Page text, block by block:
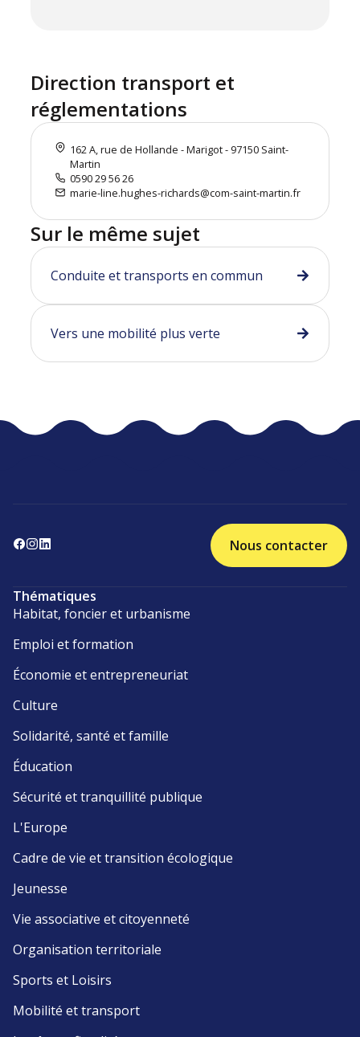
Direction transport et
réglementations
162 A, rue de Hollande - Marigot - 97150 Saint-
Martin
0590 29 56 26
marie-line.hughes-richards@com-saint-martin.fr
Sur le même sujet
Conduite et transports en commun
Vers une mobilité plus verte
Nous contacter
Thématiques
Habitat, foncier et urbanisme
Emploi et formation
Économie et entrepreneuriat
Culture
Solidarité, santé et famille
Éducation
Sécurité et tranquillité publique
L'Europe
Cadre de vie et transition écologique
Jeunesse
Vie associative et citoyenneté
Organisation territoriale
Sports et Loisirs
Mobilité et transport